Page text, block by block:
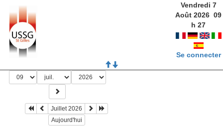
Vendredi 7
Août 2026 09
h27
Se connecter
Juillet 2026
Aujourd'hui